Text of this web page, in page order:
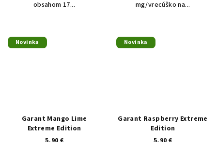
obsahom 17...
mg/vrecúško na...
Novinka
Garant Mango Lime
Extreme Edition
Novinka
Garant Raspberry Extreme
Edition